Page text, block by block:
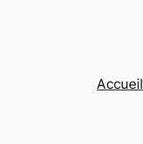
Accueil